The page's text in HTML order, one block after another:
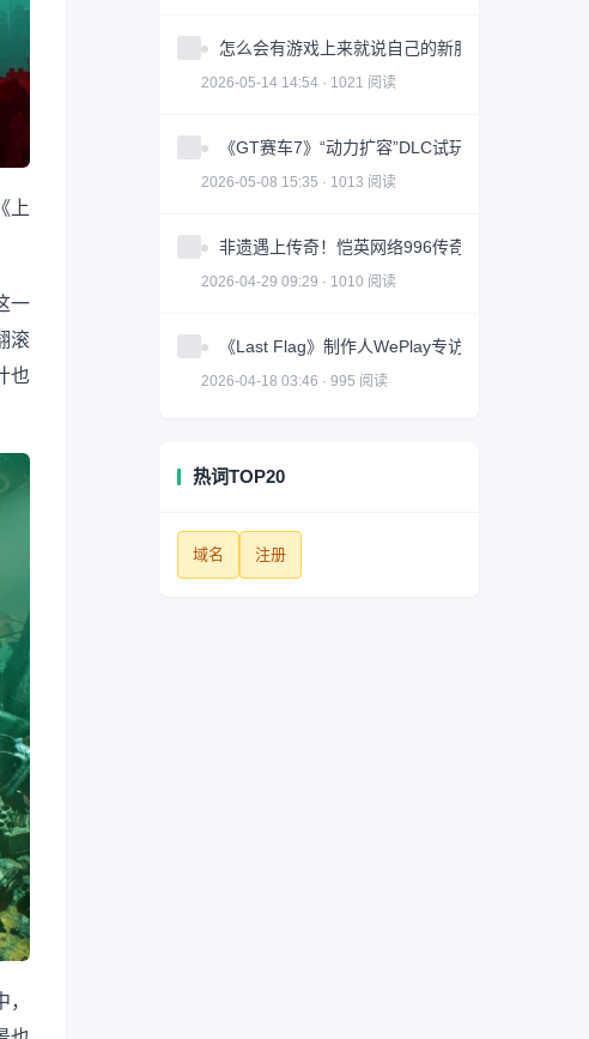
上
一
滚
也
怎么会有游戏上来就说自己的新服活不过10天啊
2026-05-14 14:54 · 1021 阅读
《GT赛车7》“动力扩容”DLC试玩报告：新的挑战
2026-05-08 15:35 · 1013 阅读
非遗遇上传奇！恺英网络996传奇盒子联手浙江文
2026-04-29 09:29 · 1010 阅读
《Last Flag》制作人WePlay专访：我们把游戏乐
2026-04-18 03:46 · 995 阅读
热词TOP20
域名 注册